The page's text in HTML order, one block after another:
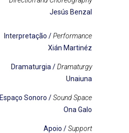
Jesús Benzal
Interpretação /Performance
Xián Martinéz
Dramaturgia /Dramaturgy
Unaiuna
Espaço Sonoro /Sound Space
Ona Galo
Apoio /Support